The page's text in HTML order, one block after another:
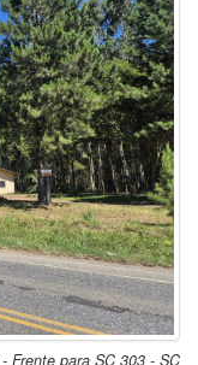
Frente para SC 303 - SC